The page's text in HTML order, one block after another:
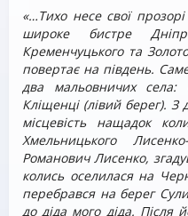
«…Тихо несе свої
широке бистре
Кременчуцького та
повертає на південь.
два мальовничих села:
Кліщенці (лівий берег). З
місцевість нащадок
Хмельницького
Романович Лисенко,
колись оселилася на
перебрався на берег
до діда мого діда. Після